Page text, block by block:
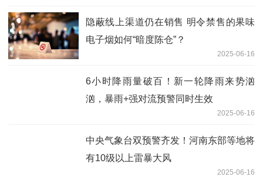
隐蔽线上渠道仍在销售 明令禁售的果味
电子烟如何“暗度陈仓”？
2025-06-16
6小时降雨量破百！新一轮降雨来势汹
汹，暴雨+强对流预警同时生效
2025-06-16
中央气象台双预警齐发！河南东部等地将
有10级以上雷暴大风
2025-06-16